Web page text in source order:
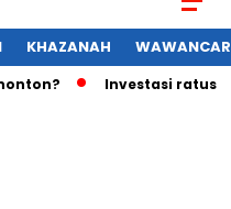
KHAZANAH
Investasi ratusan